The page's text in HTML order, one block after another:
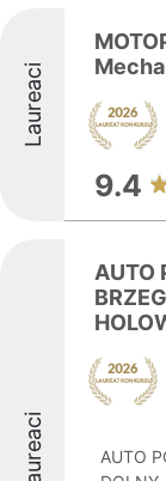
Laureaci
9.4
Laureaci
AUTO
AUTO